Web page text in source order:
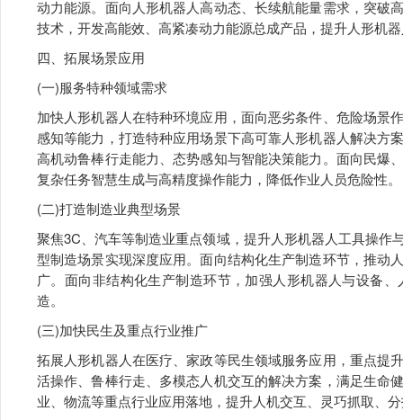
动力能源。面向人形机器人高动态、长续航能量需求，突破
技术，开发高能效、高紧凑动力能源总成产品，提升人形机
四、拓展场景应用
(一)服务特种领域需求
加快人形机器人在特种环境应用，面向恶劣条件、危险场景
感知等能力，打造特种应用场景下高可靠人形机器人解决方
高机动鲁棒行走能力、态势感知与智能决策能力。面向民爆
复杂任务智慧生成与高精度操作能力，降低作业人员危险性。
(二)打造制造业典型场景
聚焦3C、汽车等制造业重点领域，提升人形机器人工具操
型制造场景实现深度应用。面向结构化生产制造环节，推动
广。面向非结构化生产制造环节，加强人形机器人与设备
造。
(三)加快民生及重点行业推广
拓展人形机器人在医疗、家政等民生领域服务应用，重点提
活操作、鲁棒行走、多模态人机交互的解决方案，满足生命
业、物流等重点行业应用落地，提升人机交互、灵巧抓取、